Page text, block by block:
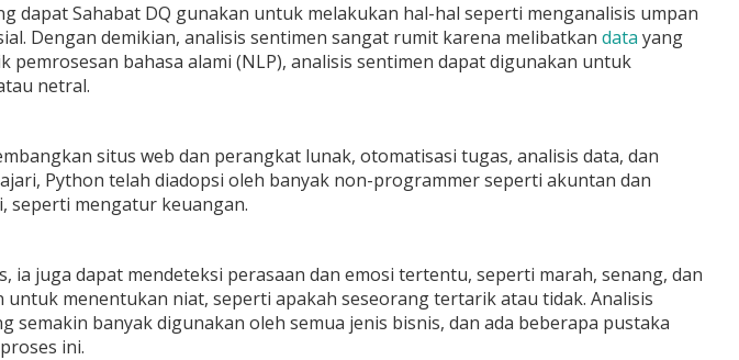
dapat Sahabat DQ gunakan untuk melakukan hal-hal seperti menganalisis umpan
Dengan demikian, analisis sentimen sangat rumit karena melibatkan data yang
bahasa alami (NLP), analisis sentimen dapat digunakan untuk
netral.
situs web dan perangkat lunak, otomatisasi tugas, analisis data, dan
Python telah diadopsi oleh banyak non-programmer seperti akuntan dan
seperti mengatur keuangan.
ia juga dapat mendeteksi perasaan dan emosi tertentu, seperti marah, senang, dan
untuk menentukan niat, seperti apakah seseorang tertarik atau tidak. Analisis
semakin banyak digunakan oleh semua jenis bisnis, dan ada beberapa pustaka
ini.